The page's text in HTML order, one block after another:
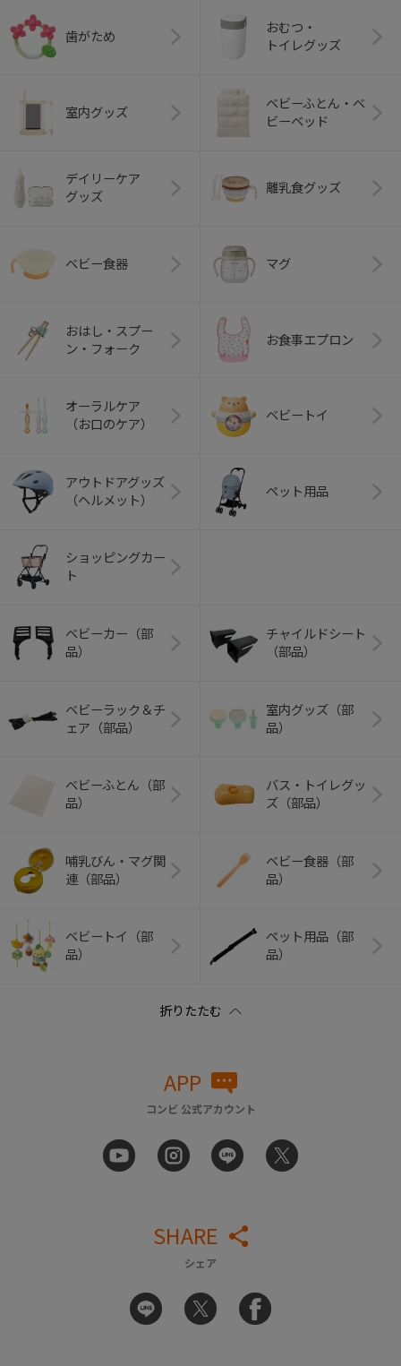
歯がため
おむつ・
トイレグッズ
室内グッズ
ベビーふとん・ベ
ビーベッド
デイリーケア
グッズ
離乳食グッズ
ベビー食器 マグ
おはし・スプー
ン・フォーク
お食事エプロン
オーラルケア
（お口のケア）
ベビートイ
アウトドアグッズ
（ヘルメット）
ペット用品
ショッピングカー
ト
ベビーカー（部
品）
チャイルドシート
（部品）
ベビーラック＆チ
ェア（部品）
室内グッズ（部
品）
ベビーふとん（部
品）
バス・トイレグッ
ズ（部品）
哺乳びん・マグ関
連（部品）
ベビー食器（部
品）
ベビートイ（部
品）
ペット用品（部
品）
APP
コンビ 公式アカウント
SHARE
シェア